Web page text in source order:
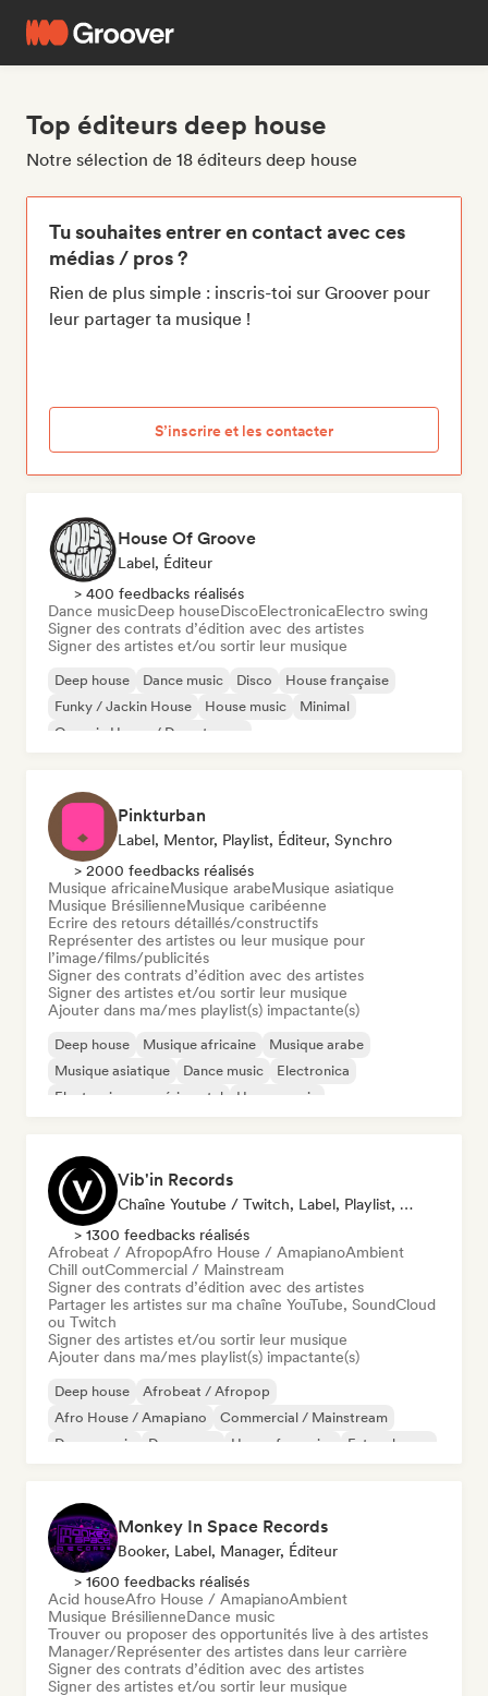
Top éditeurs deep house
Notre sélection de 18 éditeurs deep house
Tu souhaites entrer en contact avec ces
médias / pros ?
Rien de plus simple : inscris-toi sur Groover pour
leur partager ta musique !
S’inscrire et les contacter
House Of Groove
Label, Éditeur
> 400 feedbacks réalisés
Dance musicDeep houseDiscoElectronicaElectro swing
Signer des contrats d’édition avec des artistes
Signer des artistes et/ou sortir leur musique
Deep house Dance music Disco
House française
Funky / Jackin House
House music
Minimal
Organic House / Downtempo
Pinkturban
Label, Mentor, Playlist, Éditeur, Synchro
> 2000 feedbacks réalisés
Musique africaineMusique arabeMusique asiatique
Musique BrésilienneMusique caribéenne
Ecrire des retours détaillés/constructifs
Représenter des artistes ou leur musique pour
l’image/films/publicités
Signer des contrats d’édition avec des artistes
Signer des artistes et/ou sortir leur musique
Ajouter dans ma/mes playlist(s) impactante(s)
Deep house Musique africaine
Musique arabe
Musique asiatique
Dance music
Electronica
Electronique expérimental
House music
Vib'in Records
Chaîne Youtube / Twitch, Label, Playlist, Éditeur
> 1300 feedbacks réalisés
Afrobeat / AfropopAfro House / AmapianoAmbient
Chill outCommercial / Mainstream
Signer des contrats d’édition avec des artistes
Partager les artistes sur ma chaîne YouTube, SoundCloud
ou Twitch
Signer des artistes et/ou sortir leur musique
Ajouter dans ma/mes playlist(s) impactante(s)
Deep house
Afrobeat / Afropop
Afro House / Amapiano
Commercial / Mainstream
Dance music
Dance pop House française Future house
Monkey In Space Records
Booker, Label, Manager, Éditeur
> 1600 feedbacks réalisés
Acid houseAfro House / AmapianoAmbient
Musique BrésilienneDance music
Trouver ou proposer des opportunités live à des artistes
Manager/Représenter des artistes dans leur carrière
Signer des contrats d’édition avec des artistes
Signer des artistes et/ou sortir leur musique